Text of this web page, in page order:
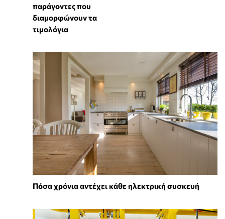
παράγοντες που
διαμορφώνουν τα
τιμολόγια
Πόσα χρόνια αντέχει κάθε ηλεκτρική συσκευή